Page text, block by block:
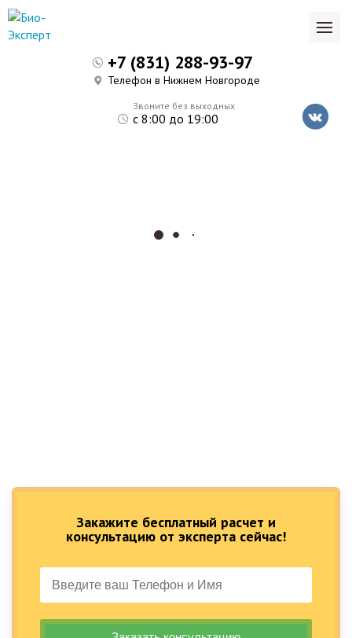
Закажите бесплатный расчет и
консультацию от эксперта сейчас!
Звоните без выходных
с 8:00 до 19:00
+7 (831) 288-93-97
Телефон в Нижнем Новгороде